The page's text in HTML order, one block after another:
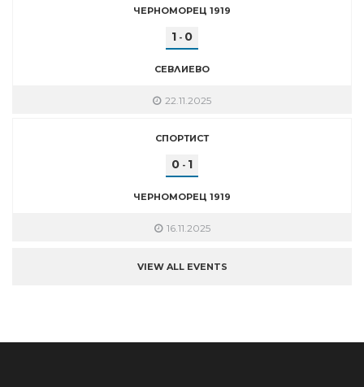
ЧЕРНОМОРЕЦ 1919
1 - 0
СЕВЛИЕВО
22.11.2025
СПОРТИСТ
0 - 1
ЧЕРНОМОРЕЦ 1919
16.11.2025
VIEW ALL EVENTS